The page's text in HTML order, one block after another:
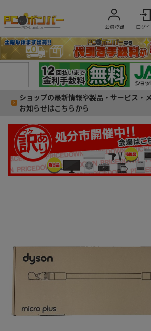
会員登録 ログ
ショップの最新情報や製品・サービス・
お知らせはこちらから